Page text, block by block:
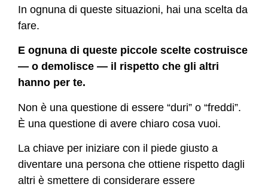
In ognuna di queste situazioni, hai una scelta da
fare.
E ognuna di queste piccole scelte costruisce
— o demolisce — il rispetto che gli altri
hanno per te.
Non è una questione di essere “duri” o “freddi”.
È una questione di avere chiaro cosa vuoi.
La chiave per iniziare con il piede giusto a
diventare una persona che ottiene rispetto dagli
altri è smettere di considerare essere